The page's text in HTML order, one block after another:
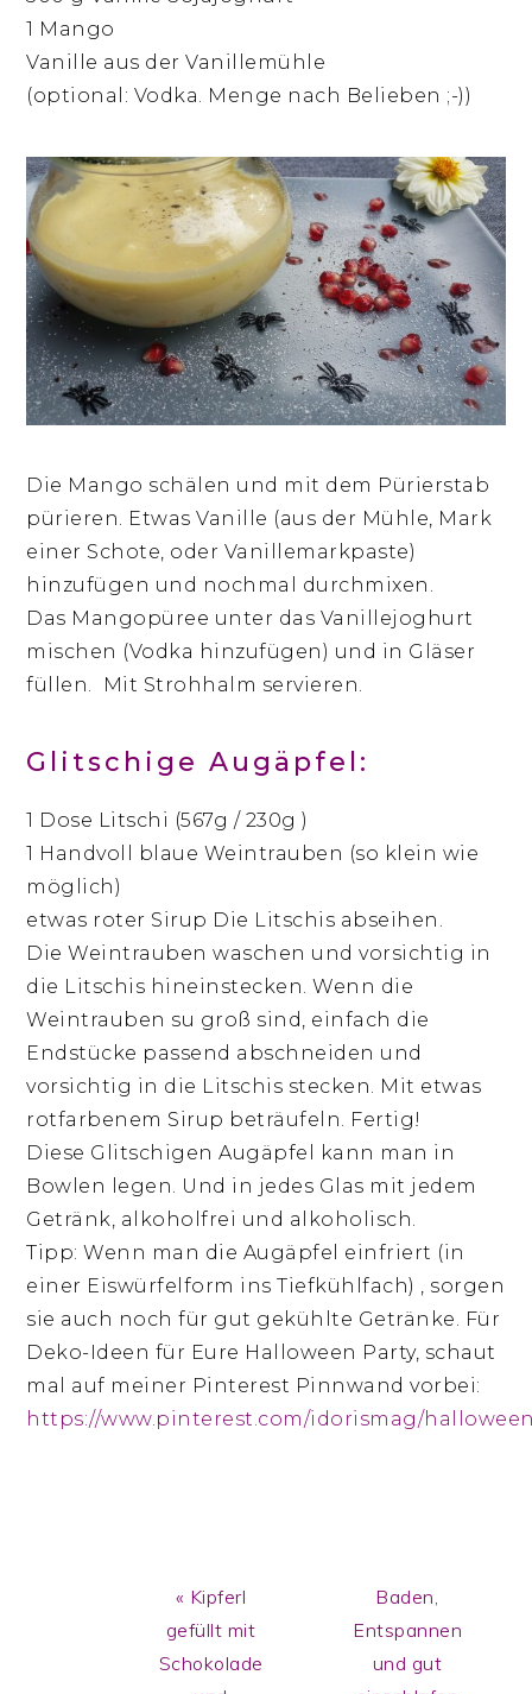
1 Mango
Vanille aus der Vanillemühle
(optional: Vodka. Menge nach Belieben ;-))
Die Mango schälen und mit dem Pürierstab
pürieren. Etwas Vanille (aus der Mühle, Mark
einer Schote, oder Vanillemarkpaste)
hinzufügen und nochmal durchmixen.
Das Mangopüree unter das Vanillejoghurt
mischen (Vodka hinzufügen) und in Gläser
füllen. Mit Strohhalm servieren.
Glitschige Augäpfel:
1 Dose Litschi (567g / 230g )
1 Handvoll blaue Weintrauben (so klein wie
möglich)
etwas roter Sirup Die Litschis abseihen.
Die Weintrauben waschen und vorsichtig in
die Litschis hineinstecken. Wenn die
Weintrauben su groß sind, einfach die
Endstücke passend abschneiden und
vorsichtig in die Litschis stecken. Mit etwas
rotfarbenem Sirup beträufeln. Fertig!
Diese Glitschigen Augäpfel kann man in
Bowlen legen. Und in jedes Glas mit jedem
Getränk, alkoholfrei und alkoholisch.
Tipp: Wenn man die Augäpfel einfriert (in
einer Eiswürfelform ins Tiefkühlfach) , sorgen
sie auch noch für gut gekühlte Getränke. Für
Deko-Ideen für Eure Halloween Party, schaut
mal auf meiner Pinterest Pinnwand vorbei:
https://www.pinterest.com/idorismag/
Previous
Post:
« Kipferl
gefüllt mit
Schokolade
Next
Post:
Baden,
Entspannen
und gut